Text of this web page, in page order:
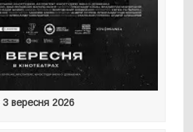
3 вересня 2026